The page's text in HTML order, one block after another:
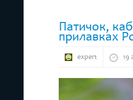
Патичок,
прилавках
expert 19